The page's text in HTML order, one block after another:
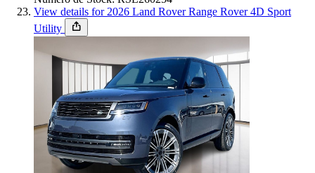
View details for 2026 Land Rover Range Rover 4D Sport
Utility